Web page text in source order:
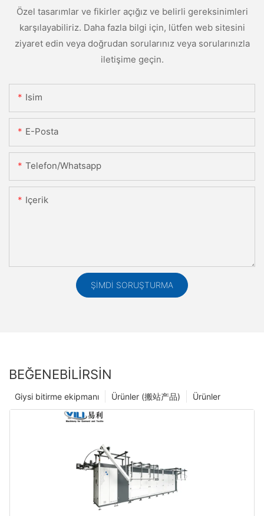
Özel tasarımlar ve fikirler açığız ve belirli gereksinimleri
karşılayabiliriz. Daha fazla bilgi için, lütfen web sitesini
ziyaret edin veya doğrudan sorularınız veya sorularınızla
iletişime geçin.
Isim
E-Posta
Telefon/whatsapp
Içerik
ŞIMDI SORUŞTURMA
BEĞENEBILIRSIN
Ürünler
Ürünler (搬站产品)
Giysi bitirme ekipmanı